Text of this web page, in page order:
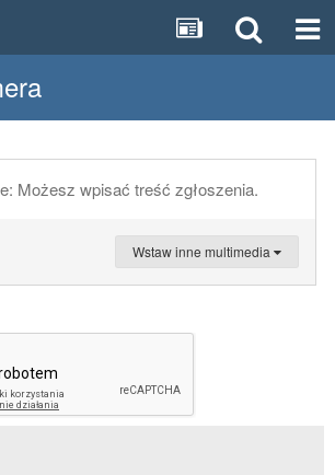
Możesz wpisać treść zgłoszenia.
Wstaw inne multimedia